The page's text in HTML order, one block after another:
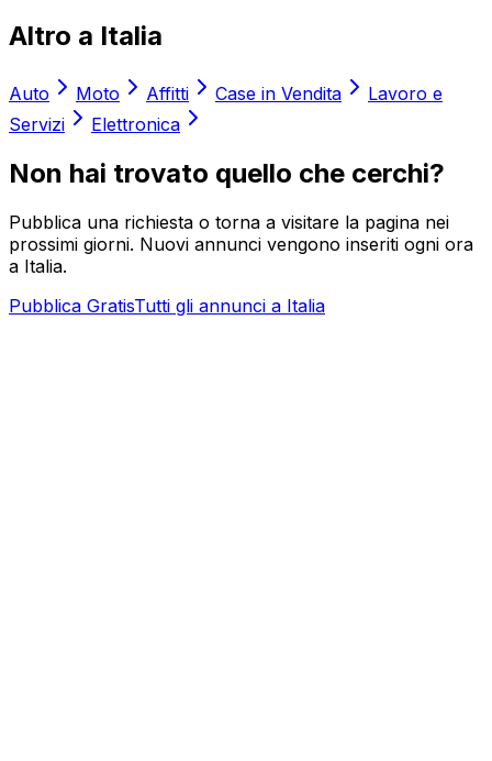
Altro a Italia
Auto Moto Affitti Case in Vendita
Lavoro e
Servizi
Elettronica
Non hai trovato quello che cerchi?
Pubblica una richiesta o torna a visitare la pagina nei
prossimi giorni. Nuovi annunci vengono inseriti ogni ora
a Italia.
Pubblica GratisTutti gli annunci a Italia